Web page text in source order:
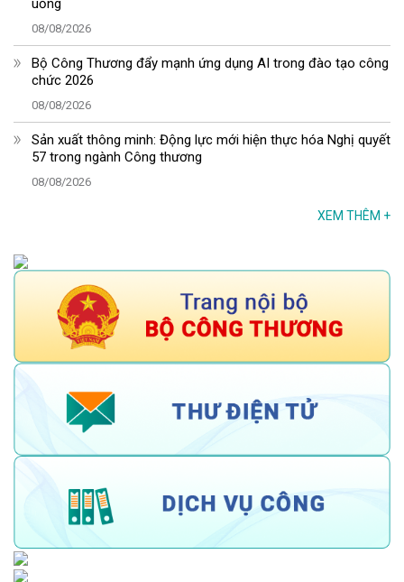
uống
08/08/2026
Bộ Công Thương đẩy mạnh ứng dụng AI trong đào tạo công
chức 2026
08/08/2026
Sản xuất thông minh: Động lực mới hiện thực hóa Nghị quyết
57 trong ngành Công thương
08/08/2026
XEM THÊM +